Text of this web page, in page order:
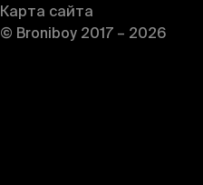
Карта сайта
© Broniboy 2017 – 2026